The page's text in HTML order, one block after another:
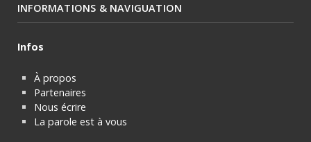
INFORMATIONS & NAVIGUATION
Infos
À propos
Partenaires
Nous écrire
La parole est à vous